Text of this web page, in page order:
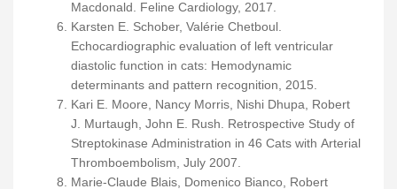
Macdonald. Feline Cardiology, 2017.
Karsten E. Schober, Valérie Chetboul.
Echocardiographic evaluation of left ventricular
diastolic function in cats: Hemodynamic
determinants and pattern recognition, 2015.
Kari E. Moore, Nancy Morris, Nishi Dhupa, Robert
J. Murtaugh, John E. Rush. Retrospective Study of
Streptokinase Administration in 46 Cats with Arterial
Thromboembolism, July 2007.
Marie-Claude Blais, Domenico Bianco, Robert